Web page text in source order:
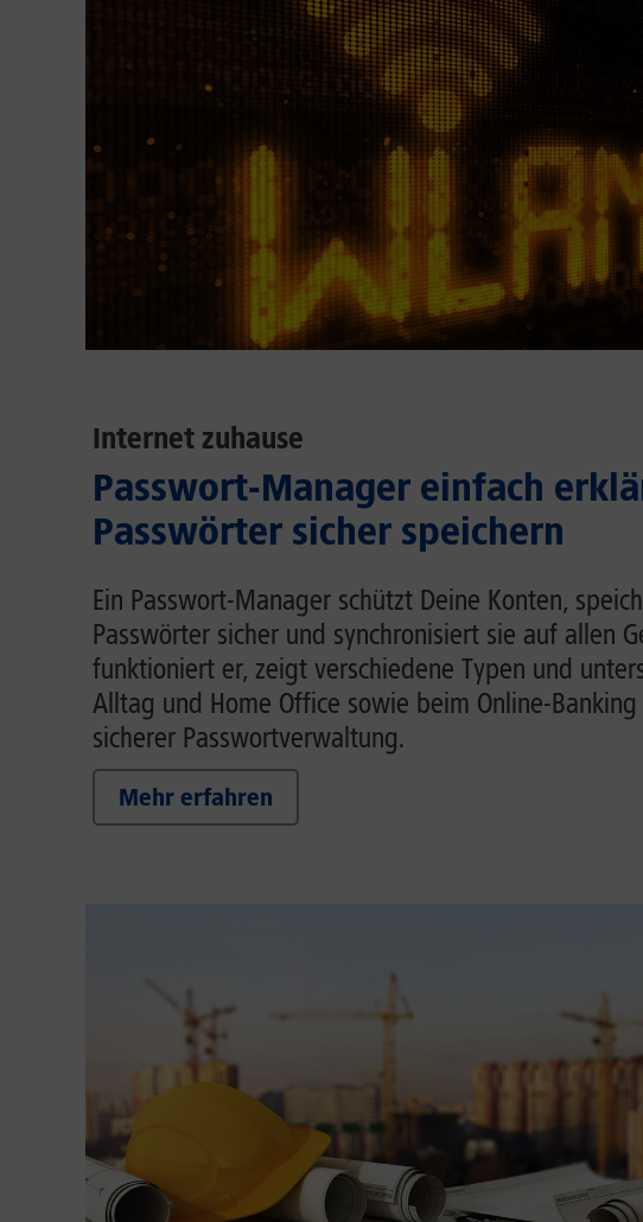
Internet zuhause
Passwort-Manager einfach
Passwörter sicher speichern
Ein Passwort-Manager schützt Deine Konten,
Passwörter sicher und synchronisiert sie auf allen
funktioniert er, zeigt verschiedene Typen und
Alltag und Home Office sowie beim Online-
sicherer Passwortverwaltung.
Mehr erfahren